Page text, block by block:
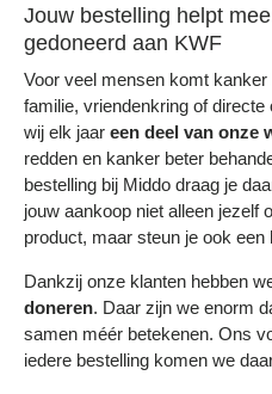
Jouw bestelling helpt
gedoneerd aan KWF
Voor veel mensen komt
familie, vriendenkring of
wij elk jaar een deel van onze
redden en kanker beter
bestelling bij Middo draag je
jouw aankoop niet alleen jezelf
product, maar steun je ook een
Dankzij onze klanten hebben
doneren. Daar zijn we enorm
samen méér betekenen. Ons
iedere bestelling komen we